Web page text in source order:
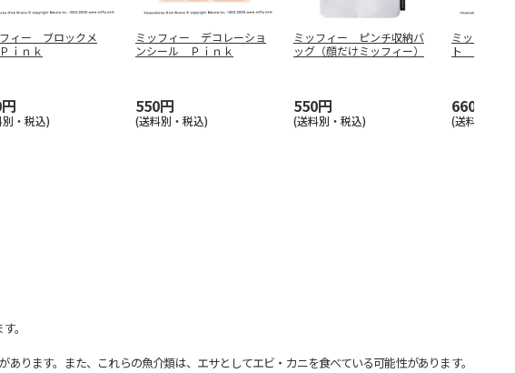
ィー ブロックメ
ｉｎｋ
・税込)
ミッフィー デコレーショ
ンシール Ｐｉｎｋ
550円
(送料別・税込)
ミッフィー ピンチ収納バ
ッグ（顔だけミッフィー）
550円
(送料別・税込)
ミッフィー
ト Ｐｉ
660円
(送料別・税
。
ます。また、これらの魚介類は、エサとしてエビ・カニを食べている可能性があります。